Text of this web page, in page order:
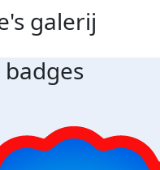
galerij
badges